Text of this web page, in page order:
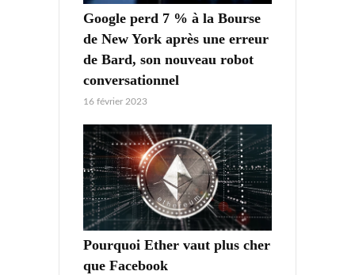
Google perd 7 % à la Bourse
de New York après une erreur
de Bard, son nouveau robot
conversationnel
16 février 2023
Pourquoi Ether vaut plus cher
que Facebook